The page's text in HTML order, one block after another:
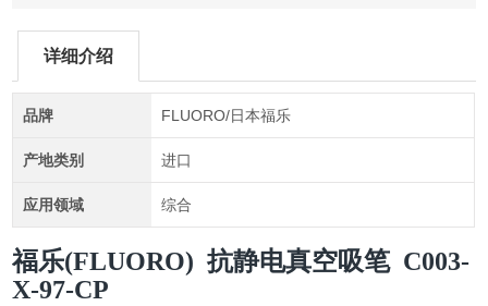
详细介绍
品牌 FLUORO/日本福乐
产地类别 进口
应用领域 综合
福乐(FLUORO) 抗静电真空吸笔 C003-
X-97-CP